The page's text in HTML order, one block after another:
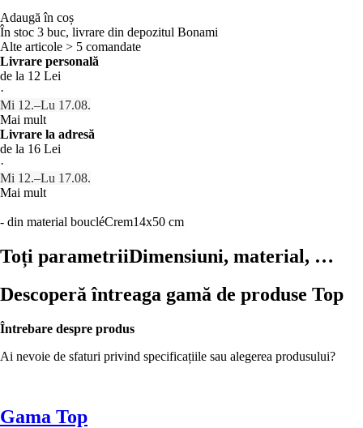
Adaugă în coș
În stoc 3 buc, livrare din depozitul Bonami
Alte articole > 5 comandate
Livrare personală
de la 12 Lei
·
Mi 12.–Lu 17.08.
Mai mult
Livrare la adresă
de la 16 Lei
·
Mi 12.–Lu 17.08.
Mai mult
- din material boucléCrem14x50 cm
Toți parametriiDimensiuni, material, …
Descoperă întreaga gamă de produse Top
Întrebare despre produs
Ai nevoie de sfaturi privind specificațiile sau alegerea produsului?
Gama Top